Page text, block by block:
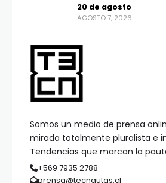
Somos un medio de prensa
mirada totalmente pluralista e
Tendencias que marcan la
+569 7935 2788
prensa@tecnautas.cl
20 de agosto
AGOSTO 7, 2026